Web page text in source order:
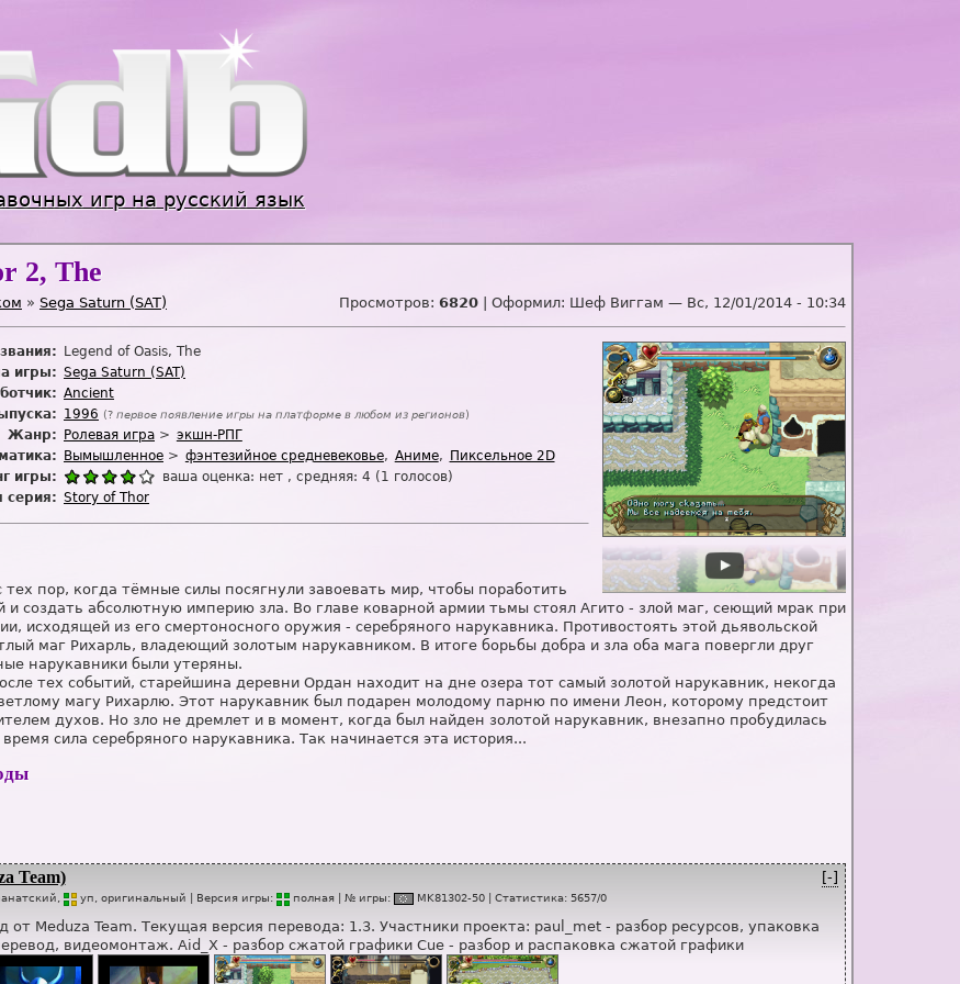
игр на русский язык
2, The
» Sega Saturn (SAT) Просмотров: 6820 | Оформил: Шеф Виггам — Вс, 12/01/2014 - 10:34
Legend of Oasis, The
игры: Sega Saturn (SAT)
Ancient
1996 (? первое появление игры на платформе в любом из регионов)
Жанр: Ролевая игра
экшн-РПГ
Вымышленное фэнтезийное средневековье Аниме
Пиксельное 2D
игры:
ваша оценка: нет , средняя: 4 ( 1 голосов)
серия: Story of Thor
пор, когда тёмные силы посягнули завоевать мир, чтобы поработить
и создать абсолютную империю зла. Во главе коварной армии тьмы стоял Агито - злой маг, сеющий мрак при
исходящей из его смертоносного оружия - серебряного нарукавника. Противостоять этой дьявольской
маг Рихарль, владеющий золотым нарукавником. В итоге борьбы добра и зла оба мага повергли друг
нарукавники были утеряны.
тех событий, старейшина деревни Ордан находит на дне озера тот самый золотой нарукавник, некогда
магу Рихарлю. Этот нарукавник был подарен молодому парню по имени Леон, которому предстоит
духов. Но зло не дремлет и в момент, когда был найден золотой нарукавник, внезапно пробудилась
сила серебряного нарукавника. Так начинается эта история...
[-]
Team)
уп , оригинальный | Версия игры: полная | № игры: MK81302-50 Статистика: 5657/0
от Meduza Team. Текущая версия перевода: 1.3. Участники проекта: paul_met - разбор ресурсов, упаковка
видеомонтаж. Aid_X - разбор сжатой графики Cue - разбор и распаковка сжатой графики